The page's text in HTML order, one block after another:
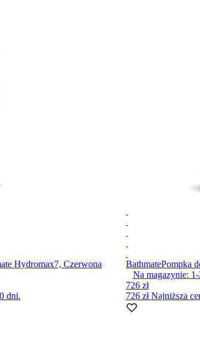
Hydromax7, Czerwona
dni.
BathmatePompka
Na magazynie:
726 zł
726 złNajniższa